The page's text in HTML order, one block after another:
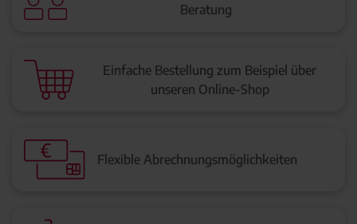
Beratung
Einfache Bestellung zum Beispiel über
unseren Online-Shop
Flexible Abrechnungsmöglichkeiten